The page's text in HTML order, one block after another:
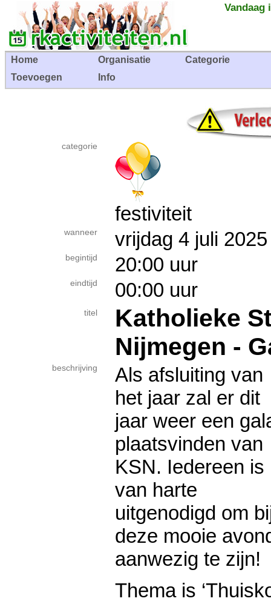
Vandaag
Home Organisatie
Categorie
Toevoegen
Info
categorie
festiviteit
wanneer vrijdag 4 juli
begintijd 20:00 uur
eindtijd 00:00 uur
titel
Katholieke
Nijmegen -
beschrijving
Als afsluiting van
het jaar zal er dit
jaar weer een
plaatsvinden van
KSN. Iedereen is
van harte
uitgenodigd om
deze mooie
aanwezig te zijn!
Thema is